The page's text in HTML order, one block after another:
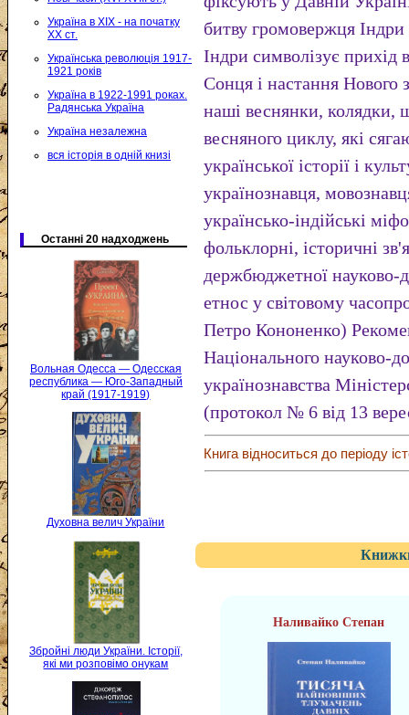
Україна в XIX - на початку
XX ст.
Українська революція 1917-
1921 років
Україна в 1922-1991 роках.
Радянська Україна
Україна незалежна
вся історія в одній книзі
Останні 20 надходжень
Вольная Одесса — Одесская
республика — Юго-Западный
край (1917-1919)
Духовна велич України
Збройні люди України. Історії,
які ми розповімо онукам
битву громовержця
Індри символізує
Сонця і настання Нового
наші веснянки, колядки,
весняного циклу, які
української історії і
українознавця,
українсько-індійські
фольклорні, історичні
держбюджетної науково-
етнос у світовому
Петро Кононенко)
Національного науково-
українознавства
(протокол № 6 від 13
Книга відноситься до періоду
Наливайко Степан